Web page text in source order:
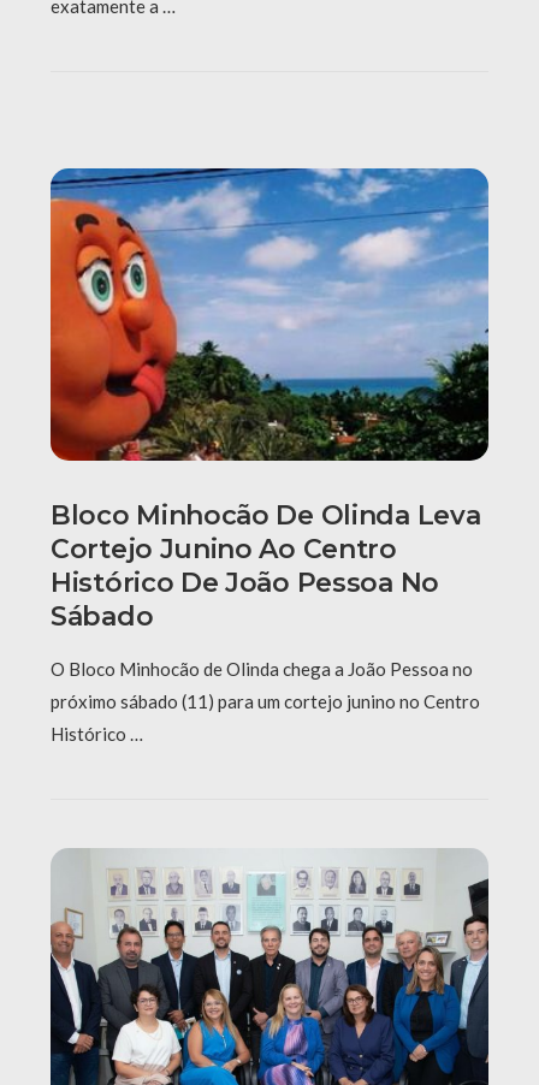
exatamente a …
Bloco Minhocão De Olinda Leva
Cortejo Junino Ao Centro
Histórico De João Pessoa No
Sábado
O Bloco Minhocão de Olinda chega a João Pessoa no
próximo sábado (11) para um cortejo junino no Centro
Histórico …